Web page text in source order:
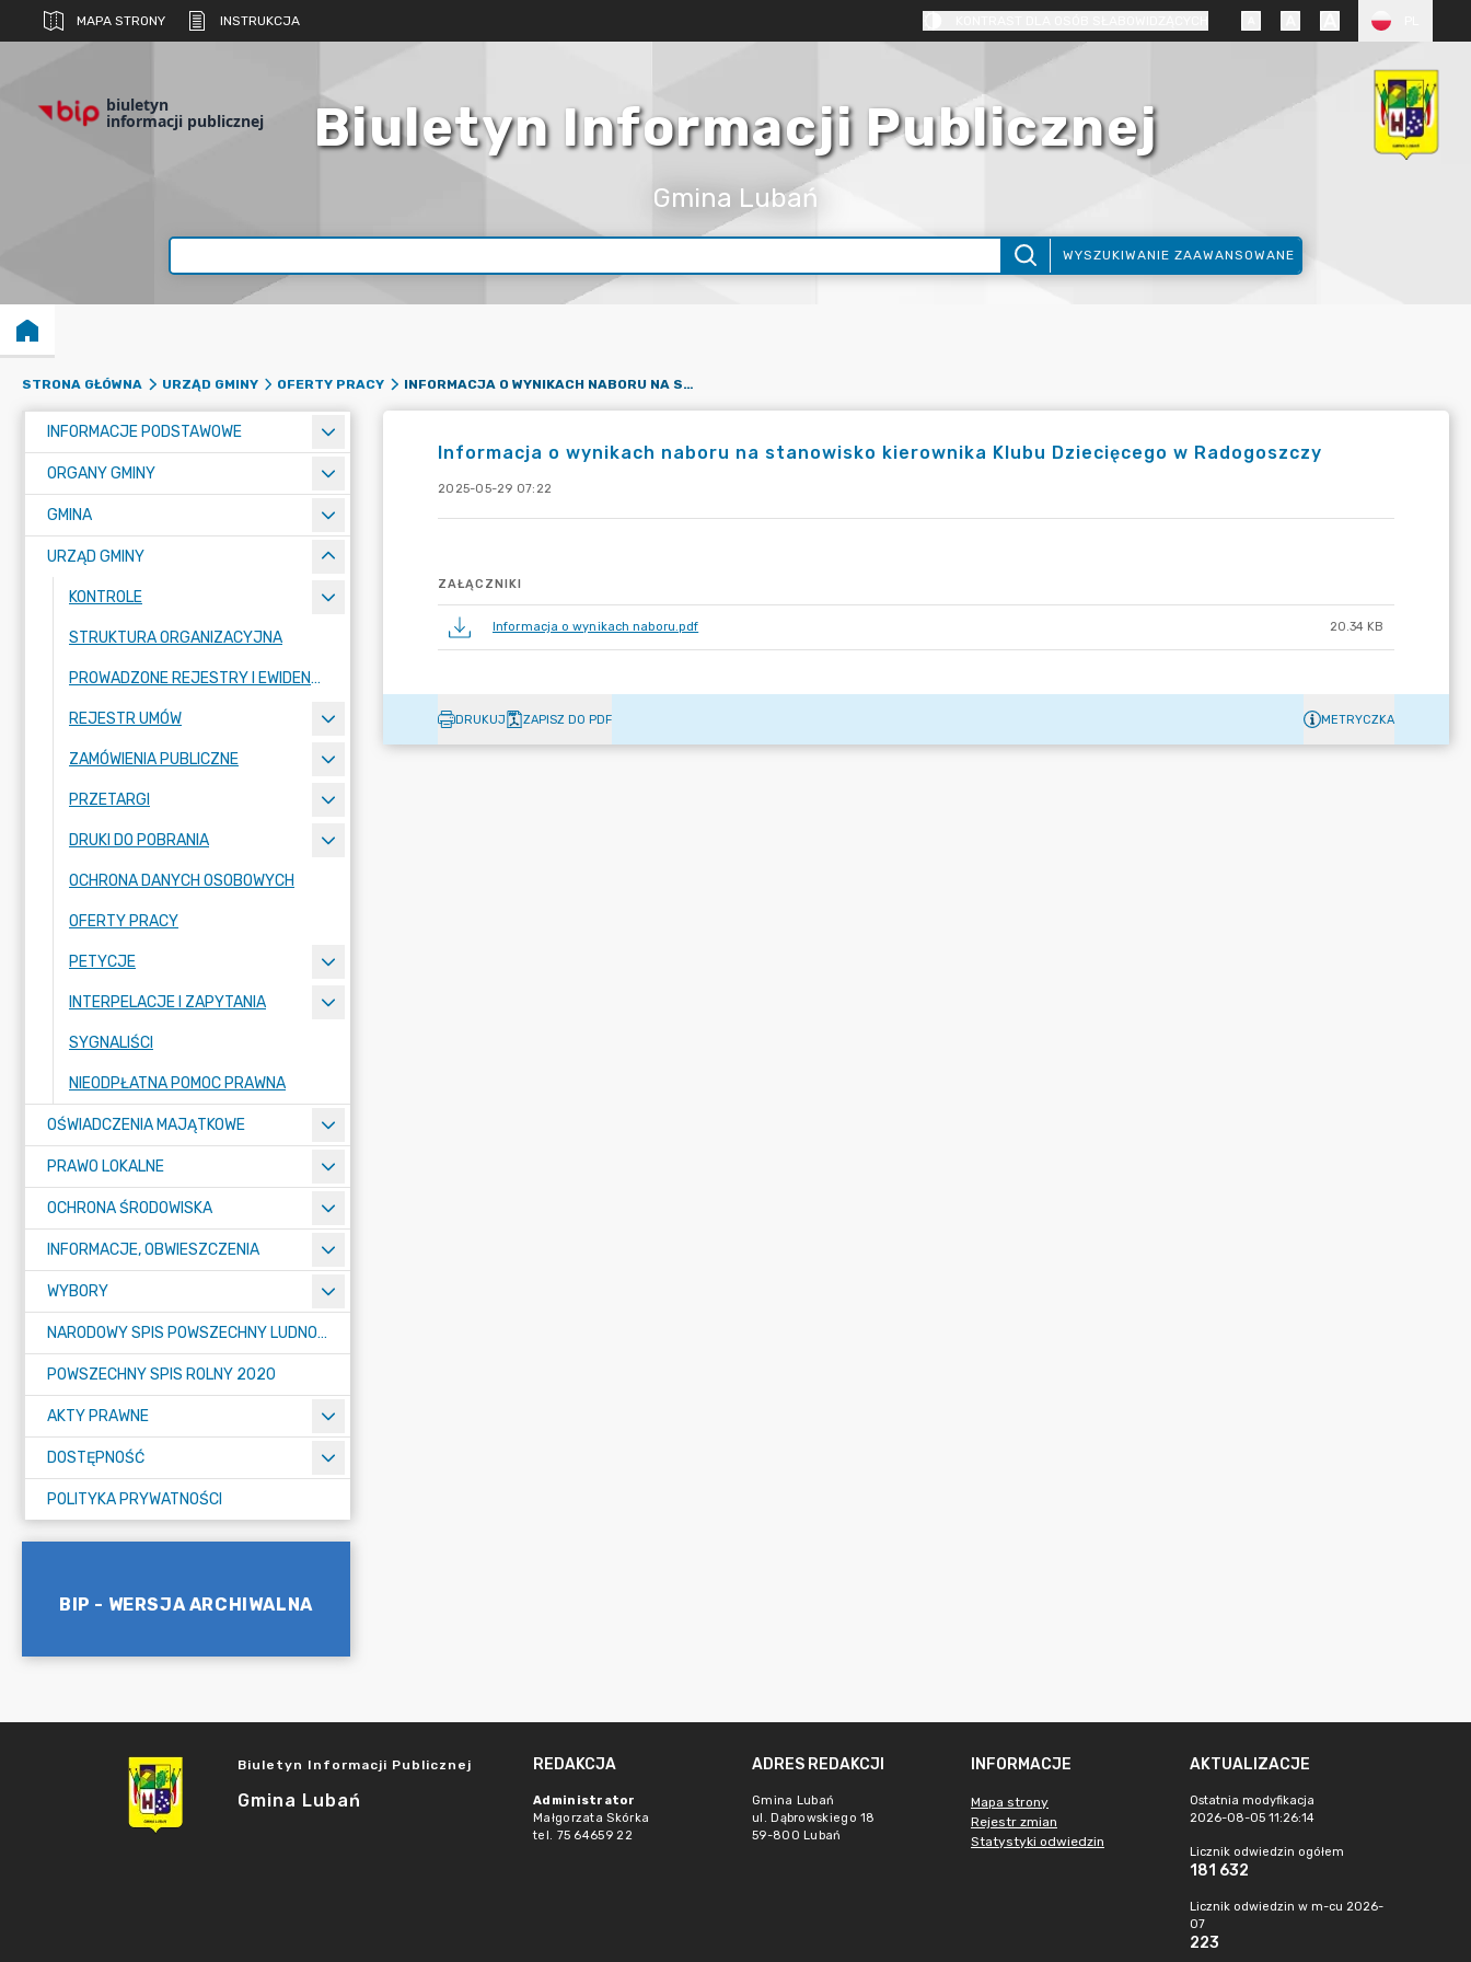
MAPA STRONY INSTRUKCJA
biuletyn
informacji publicznej Biuletyn Informacji Publicznej
Gmina Lubań
WYSZUKIWANIE ZAAWANSOWANE
STRONA GŁÓWNA URZĄD GMINY OFERTY PRACY INFORMACJA O WYNIKACH NABORU NA STANOWISKO KIEROWNIKA KLUBU DZIECIĘCEGO W RADOGOSZCZY
INFORMACJE PODSTAWOWE
ORGANY GMINY
GMINA
URZĄD GMINY
KONTROLE
STRUKTURA ORGANIZACYJNA
PROWADZONE REJESTRY I EWIDENCJE
REJESTR UMÓW
ZAMÓWIENIA PUBLICZNE
PRZETARGI
DRUKI DO POBRANIA
OCHRONA DANYCH OSOBOWYCH
OFERTY PRACY
PETYCJE
INTERPELACJE I ZAPYTANIA
SYGNALIŚCI
NIEODPŁATNA POMOC PRAWNA
OŚWIADCZENIA MAJĄTKOWE
PRAWO LOKALNE
OCHRONA ŚRODOWISKA
INFORMACJE, OBWIESZCZENIA
WYBORY
NARODOWY SPIS POWSZECHNY LUDNOŚCI I MIESZKAŃ W 2021
POWSZECHNY SPIS ROLNY 2020
AKTY PRAWNE
DOSTĘPNOŚĆ
POLITYKA PRYWATNOŚCI
BIP - WERSJA ARCHIWALNA
Informacja o wynikach naboru na stanowisko kierownika Klubu Dziecięcego w Radogoszczy
2025-05-29 07:22
ZAŁĄCZNIKI
Informacja o wynikach naboru.pdf 20.34 KB
DRUKUJ ZAPISZ DO PDF METRYCZKA
Biuletyn Informacji Publicznej
Gmina Lubań
REDAKCJA
Administrator
Małgorzata Skórka
tel. 75 64659 22
ADRES REDAKCJI
Gmina Lubań
ul. Dąbrowskiego 18
59-800 Lubań
INFORMACJE
Mapa strony
Rejestr zmian
Statystyki odwiedzin
AKTUALIZACJE
Ostatnia modyfikacja
2026-08-05 11:26:14
Licznik odwiedzin ogółem
181 632
Licznik odwiedzin w m-cu 2026-
07
223